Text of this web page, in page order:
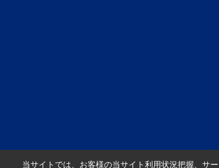
当サイトでは、お客様の当サイト利用状況把握、サ